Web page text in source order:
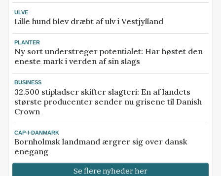
ULVE
Lille hund blev dræbt af ulv i Vestjylland
PLANTER
Ny sort understreger potentialet: Har høstet den
eneste mark i verden af sin slags
BUSINESS
32.500 stipladser skifter slagteri: En af landets
største producenter sender nu grisene til Danish
Crown
CAP-I-DANMARK
Bornholmsk landmand ærgrer sig over dansk
enegang
Se flere nyheder her